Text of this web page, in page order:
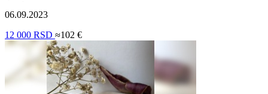
06.09.2023
12 000 RSD ≈102 €